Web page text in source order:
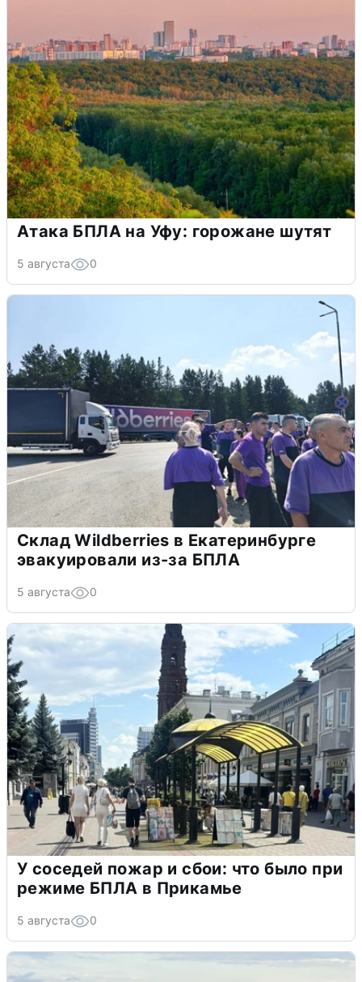
Атака БПЛА на Уфу: горожане шутят
5 августа 0
Склад Wildberries в Екатеринбурге
эвакуировали из-за БПЛА
5 августа 0
У соседей пожар и сбои: что было при
режиме БПЛА в Прикамье
5 августа 0